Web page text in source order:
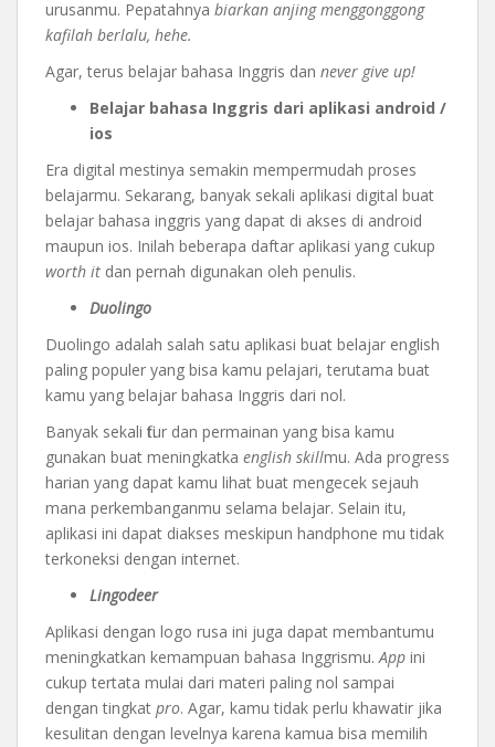
urusanmu. Pepatahnya biarkan anjing menggonggong
kafilah berlalu, hehe.
Agar, terus belajar bahasa Inggris dan never give up!
Belajar bahasa Inggris dari aplikasi android /
ios
Era digital mestinya semakin mempermudah proses
belajarmu. Sekarang, banyak sekali aplikasi digital buat
belajar bahasa inggris yang dapat di akses di android
maupun ios. Inilah beberapa daftar aplikasi yang cukup
worth it dan pernah digunakan oleh penulis.
Duolingo
Duolingo adalah salah satu aplikasi buat belajar english
paling populer yang bisa kamu pelajari, terutama buat
kamu yang belajar bahasa Inggris dari nol.
Banyak sekali fitur dan permainan yang bisa kamu
gunakan buat meningkatka english skillmu. Ada progress
harian yang dapat kamu lihat buat mengecek sejauh
mana perkembanganmu selama belajar. Selain itu,
aplikasi ini dapat diakses meskipun handphone mu tidak
terkoneksi dengan internet.
Lingodeer
Aplikasi dengan logo rusa ini juga dapat membantumu
meningkatkan kemampuan bahasa Inggrismu.App ini
cukup tertata mulai dari materi paling nol sampai
dengan tingkat pro. Agar, kamu tidak perlu khawatir jika
kesulitan dengan levelnya karena kamua bisa memilih